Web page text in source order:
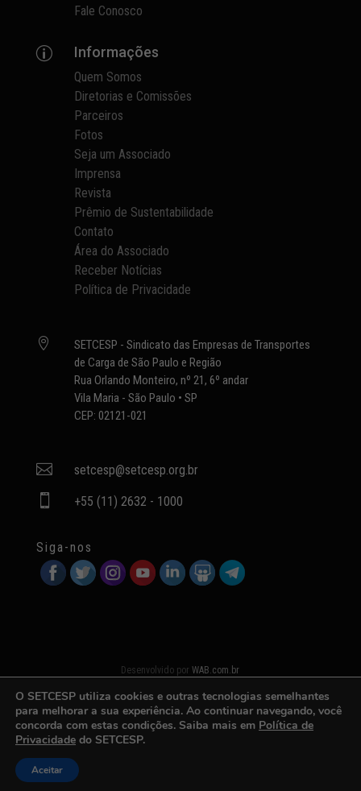
Fale Conosco
p Informações
Quem Somos
Diretorias e Comissões
Parceiros
Fotos
Seja um Associado
Imprensa
Revista
Prêmio de Sustentabilidade
Contato
Área do Associado
Receber Notícias
Política de Privacidade

SETCESP - Sindicato das Empresas de Transportes
de Carga de São Paulo e Região
Rua Orlando Monteiro, nº 21, 6º andar
Vila Maria - São Paulo • SP
CEP: 02121-021
 setcesp@setcesp.org.br
 +55 (11) 2632 - 1000
Siga-nos
Desenvolvido porWAB.com.br
O SETCESP utiliza cookies e outras tecnologias semelhantes
para melhorar a sua experiência. Ao continuar navegando, você
concorda com estas condições. Saiba mais em Política de
Privacidade do SETCESP.
Aceitar